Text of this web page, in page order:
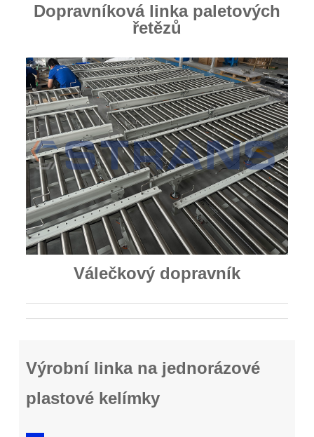
Dopravníková linka paletových
řetězů
Válečkový dopravník
Výrobní linka na jednorázové
plastové kelímky